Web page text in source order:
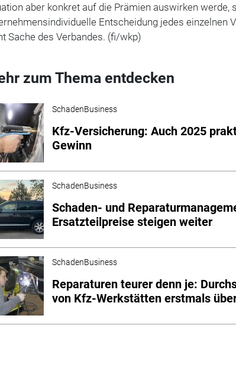
aber konkret auf die Prämien auswirken werde,
Entscheidung jedes einzelnen
Sache des Verbandes. (fi/wkp)
zum Thema entdecken
SchadenBusiness
Kfz-Versicherung: Auch 2025
Gewinn
SchadenBusiness
Schaden- und
Ersatzteilpreise steigen weiter
SchadenBusiness
Reparaturen teurer denn je:
von Kfz-Werkstätten erstmals